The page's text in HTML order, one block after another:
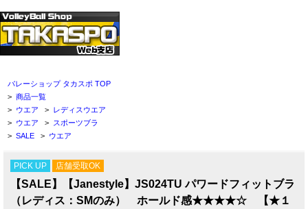
バレーショップ タカスポ TOP
> 商品一覧
> ウエア > レディスウエア
> ウエア > スポーツブラ
> SALE > ウエア
PICK UP 店舗受取OK
【SALE】【Janestyle】JS024TU パワードフィットブラ
（レディス：SMのみ） ホールド感★★★★☆ 【★１